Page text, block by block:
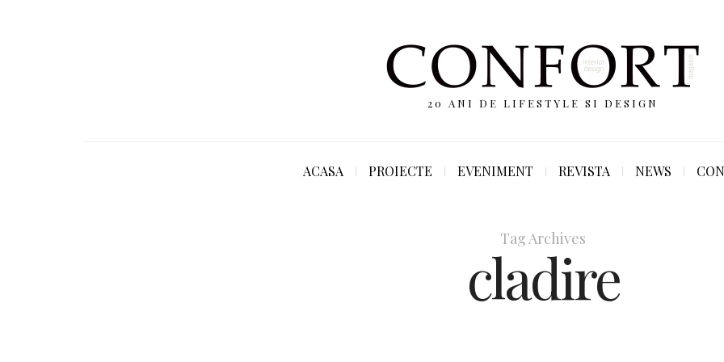
20 ANI DE LIFESTYLE SI DESIGN
ACASA PROIECTE EVENIMENT REVISTA NEWS
Tag Archives
cladire